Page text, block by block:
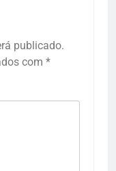
publicado.
com *